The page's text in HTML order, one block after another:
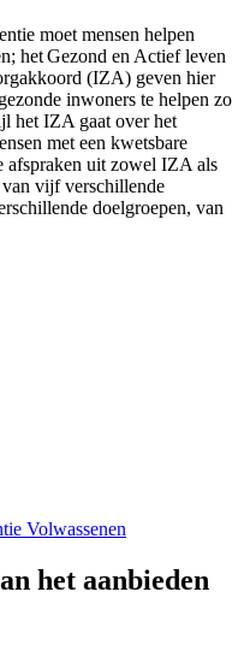
moet mensen helpen
het Gezond en Actief leven
(IZA) geven hier
inwoners te helpen zo
het IZA gaat over het
met een kwetsbare
afspraken uit zowel IZA als
vijf verschillende
doelgroepen, van
Volwassenen
het aanbieden